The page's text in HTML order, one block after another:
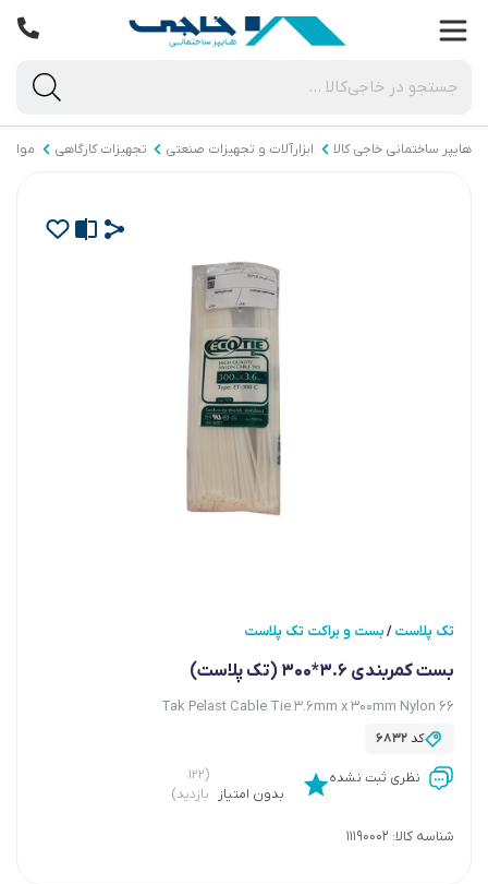
هایپر ساختمانی خاجی‌ کالا ابزارآلات و تجهیزات صنعتی تجهیزات کارگاهی مواد
تک پلاست/بست و براکت تک پلاست
بست کمربندی 3.6*300 (تک پلاست)
Tak Pelast Cable Tie 3.6mm x 300mm Nylon 66
کد6832
نظری ثبت نشده
بدون امتیاز
(۱۲۲
بازدید)
شناسه کالا: 11190002